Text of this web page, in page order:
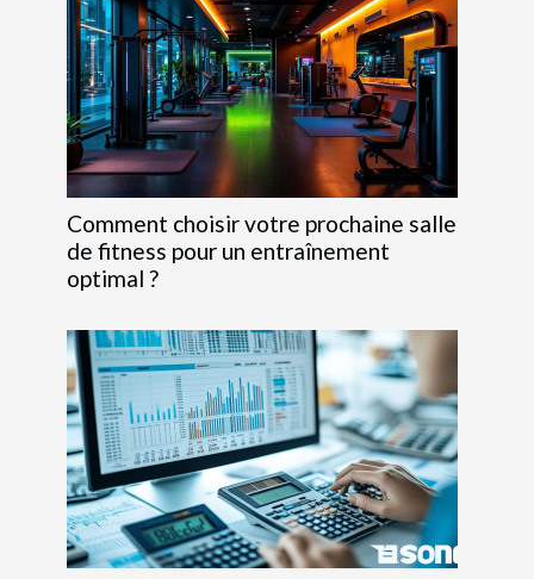
Comment choisir votre prochaine salle
de fitness pour un entraînement
optimal ?